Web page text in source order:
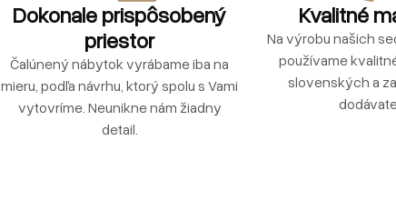
Dokonale prispôsobený
priestor
Čalúnený nábytok vyrábame iba na
mieru, podľa návrhu, ktorý spolu s Vami
vytovríme. Neunikne nám žiadny
detail.
Kvalitné
Na výrobu našich
používame
slovenských a